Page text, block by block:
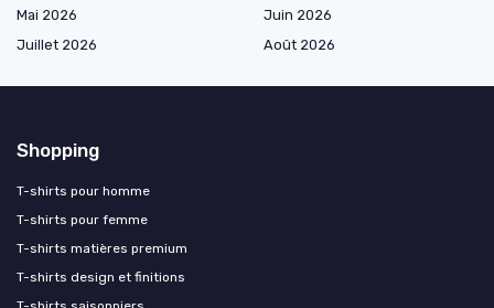
Mai 2026
Juin 2026
Juillet 2026
Août 2026
Shopping
T-shirts pour homme
T-shirts pour femme
T-shirts matières premium
T-shirts design et finitions